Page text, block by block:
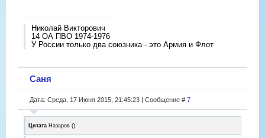
Николай Викторович
14 ОА ПВО 1974-1976
У России только два союзника - это Армия и Флот
Саня
Дата: Среда, 17 Июня 2015, 21:45:23 | Сообщение # 7
Цитата Назаров ()